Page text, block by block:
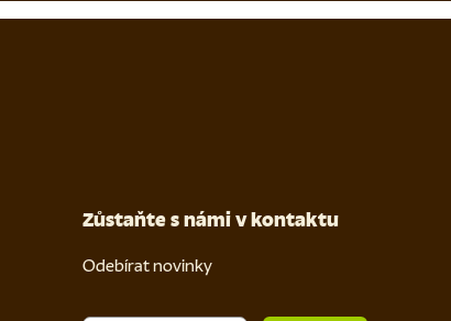
Zůstaňte s námi v kontaktu
Odebírat novinky